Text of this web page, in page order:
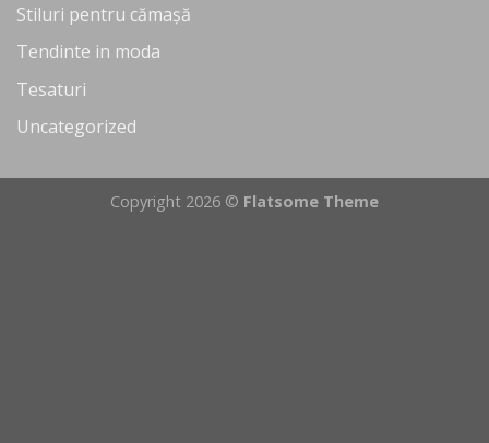
Stiluri pentru cămașă
Tendinte in moda
Tesaturi
Uncategorized
Copyright 2026 © Flatsome Theme